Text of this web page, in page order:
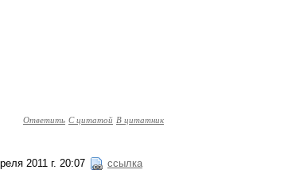
Ответить С цитатой В цитатник
2011 г. 20:07 ссылка